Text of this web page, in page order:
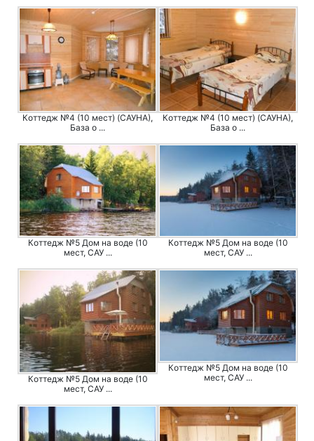
Коттедж №4 (10 мест) (САУНА),
База о ...
Коттедж №4 (10 мест) (САУНА),
База о ...
Коттедж №5 Дом на воде (10
мест, САУ ...
Коттедж №5 Дом на воде (10
мест, САУ ...
Коттедж №5 Дом на воде (10
мест, САУ ...
Коттедж №5 Дом на воде (10
мест, САУ ...